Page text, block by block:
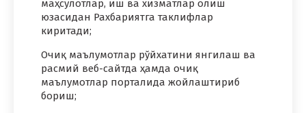
маҳсулотлар, иш ва хизматлар олиш
юзасидан Рахбариятга таклифлар
киритади;
Очиқ маълумотлар рўйхатини янгилаш ва
расмий веб-сайтда ҳамда очиқ
маълумотлар порталида жойлаштириб
бориш;